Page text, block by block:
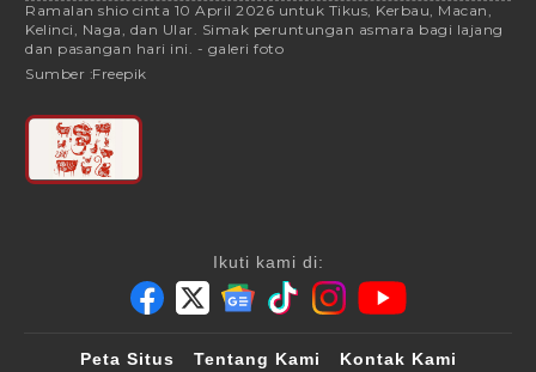
Ramalan shio cinta 10 April 2026 untuk Tikus, Kerbau, Macan,
Kelinci, Naga, dan Ular. Simak peruntungan asmara bagi lajang
dan pasangan hari ini. - galeri foto
Sumber :Freepik
Ikuti kami di:
Peta Situs Tentang Kami Kontak Kami